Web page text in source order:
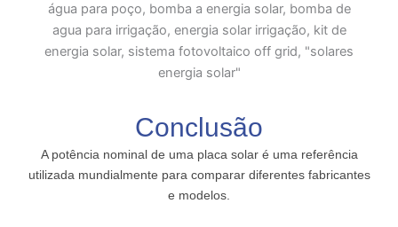
Conclusão
A potência nominal de uma placa solar é uma referência
utilizada mundialmente para comparar diferentes fabricantes
e modelos.